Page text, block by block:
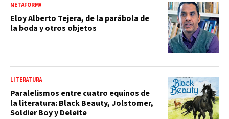
METAFORMA
Eloy Alberto Tejera, de la parábola de
la boda y otros objetos
LITERATURA
Paralelismos entre cuatro equinos de
la literatura: Black Beauty, Jolstomer,
Soldier Boy y Deleite